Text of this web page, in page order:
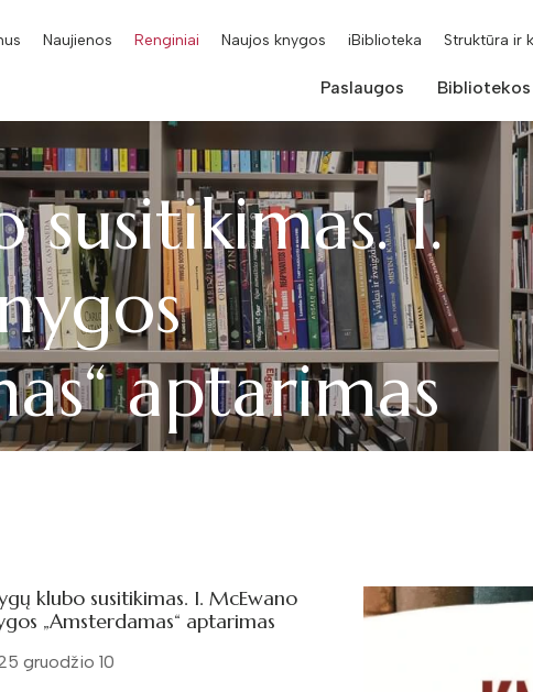
Naujienos Renginiai Naujos knygos iBiblioteka Struktūra ir
Paslaugos Bibliotekos
I.
aptarimas
klubo susitikimas. I. McEwano
„Amsterdamas“ aptarimas
gruodžio 10